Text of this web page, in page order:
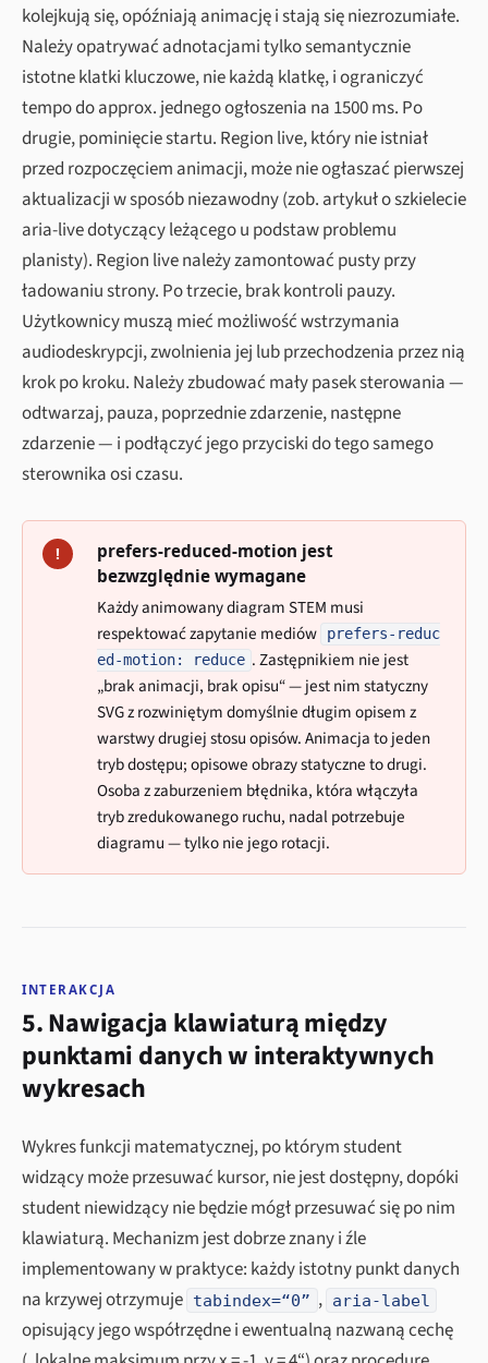
kolejkują się, opóźniają animację i stają się niezrozumiałe.
Należy opatrywać adnotacjami tylko semantycznie
istotne klatki kluczowe, nie każdą klatkę, i ograniczyć
tempo do approx. jednego ogłoszenia na 1500 ms. Po
drugie, pominięcie startu. Region live, który nie istniał
przed rozpoczęciem animacji, może nie ogłaszać pierwszej
aktualizacji w sposób niezawodny (zob. artykuł o szkielecie
aria-live dotyczący leżącego u podstaw problemu
planisty). Region live należy zamontować pusty przy
ładowaniu strony. Po trzecie, brak kontroli pauzy.
Użytkownicy muszą mieć możliwość wstrzymania
audiodeskrypcji, zwolnienia jej lub przechodzenia przez nią
krok po kroku. Należy zbudować mały pasek sterowania —
odtwarzaj, pauza, poprzednie zdarzenie, następne
zdarzenie — i podłączyć jego przyciski do tego samego
sterownika osi czasu.
!
prefers-reduced-motion jest
bezwzględnie wymagane
Każdy animowany diagram STEM musi
respektować zapytanie mediów
prefers-reduc
ed-motion: reduce . Zastępnikiem nie jest
„brak animacji, brak opisu“ — jest nim statyczny
SVG z rozwiniętym domyślnie długim opisem z
warstwy drugiej stosu opisów. Animacja to jeden
tryb dostępu; opisowe obrazy statyczne to drugi.
Osoba z zaburzeniem błędnika, która włączyła
tryb zredukowanego ruchu, nadal potrzebuje
diagramu — tylko nie jego rotacji.
INTERAKCJA
5. Nawigacja klawiaturą między
punktami danych w interaktywnych
wykresach
Wykres funkcji matematycznej, po którym student
widzący może przesuwać kursor, nie jest dostępny, dopóki
student niewidzący nie będzie mógł przesuwać się po nim
klawiaturą. Mechanizm jest dobrze znany i źle
implementowany w praktyce: każdy istotny punkt danych
na krzywej otrzymuje tabindex=“0” , aria-label
opisujący jego współrzędne i ewentualną nazwaną cechę